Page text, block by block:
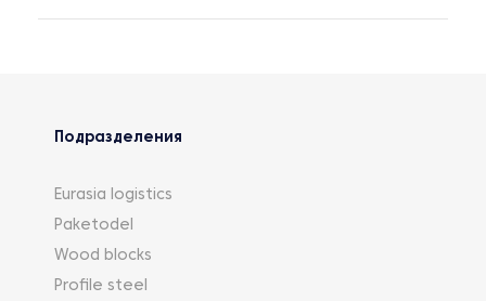
Подразделения
Eurasia logistics
Paketodel
Wood blocks
Profile steel